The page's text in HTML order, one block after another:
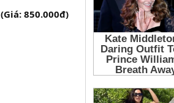
850.000đ)